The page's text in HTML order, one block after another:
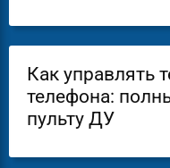
Как управлять
телефона:
пульту ДУ